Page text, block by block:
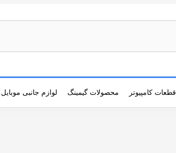
قطعات کامپیوتر محصولات گیمینگ لوازم جانبی موبایل